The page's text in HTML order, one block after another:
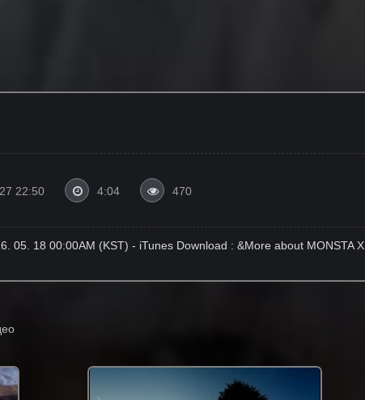
22:50 4:04 470
05. 18 00:00AM (KST) - iTunes Download : &More about MONSTA X